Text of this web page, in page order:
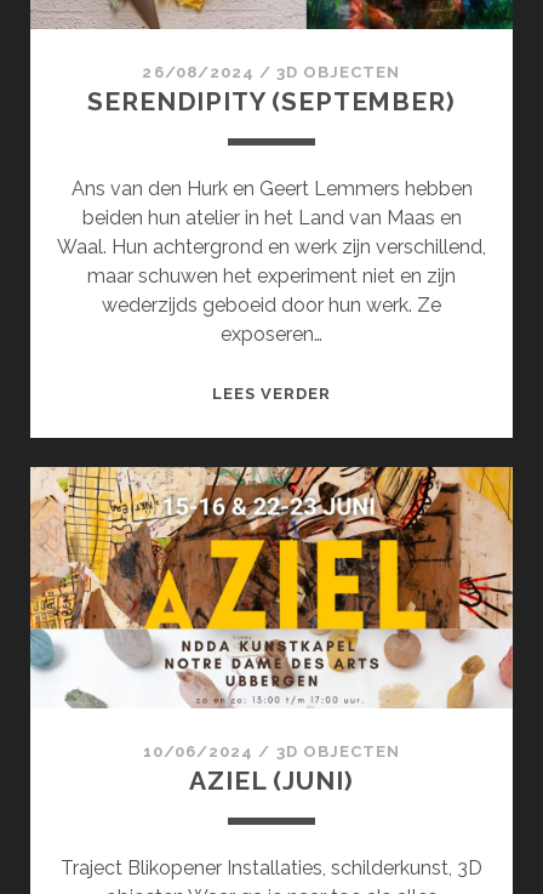
26/08/2024 /3D OBJECTEN
SERENDIPITY (SEPTEMBER)
Ans van den Hurk en Geert Lemmers hebben
beiden hun atelier in het Land van Maas en
Waal. Hun achtergrond en werk zijn verschillend,
maar schuwen het experiment niet en zijn
wederzijds geboeid door hun werk. Ze
exposeren…
LEES VERDER
10/06/2024 / 3D OBJECTEN
AZIEL (JUNI)
Traject Blikopener Installaties, schilderkunst, 3D